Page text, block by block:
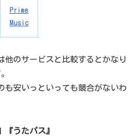
Prime
Music
他のサービスと比較するとかなり
も安いっといっても競合がないわ
『うたパス』